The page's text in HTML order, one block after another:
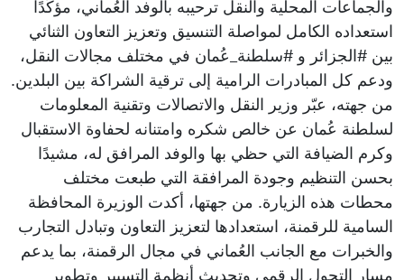
والجماعات المحلية والنقل ترحيبه بالوفد العُماني، مؤكّدًا
استعداده الكامل لمواصلة التنسيق وتعزيز التعاون الثنائي
بين #الجزائر و #سلطنة_عُمان في مختلف مجالات النقل،
ودعم كل المبادرات الرامية إلى ترقية الشراكة بين البلدين.
من جهته، عبّر وزير النقل والاتصالات وتقنية المعلومات
لسلطنة عُمان عن خالص شكره وامتنانه لحفاوة الاستقبال
وكرم الضيافة التي حظي بها والوفد المرافق له، مشيدًا
بحسن التنظيم وجودة المرافقة التي طبعت مختلف
محطات هذه الزيارة. من جهتها، أكدت الوزيرة المحافظة
السامية للرقمنة، استعدادها لتعزيز التعاون وتبادل التجارب
والخبرات مع الجانب العُماني في مجال الرقمنة، بما يدعم
مسار التحول الرقمي وتحديث أنظمة التسيير وتطوير